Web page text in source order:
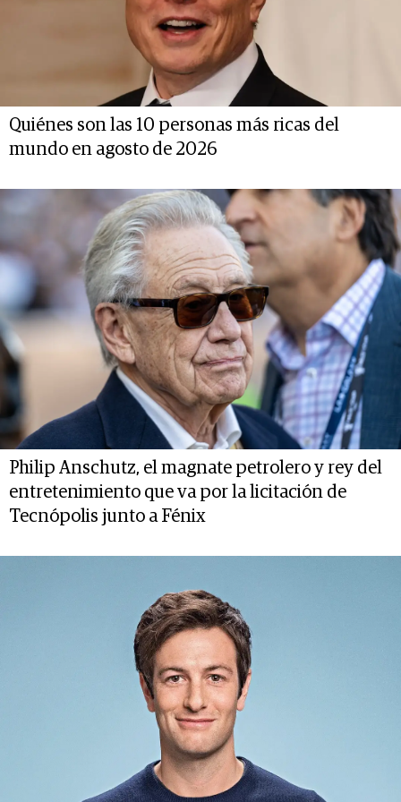
Quiénes son las 10 personas más ricas del
mundo en agosto de 2026
Philip Anschutz, el magnate petrolero y rey del
entretenimiento que va por la licitación de
Tecnópolis junto a Fénix